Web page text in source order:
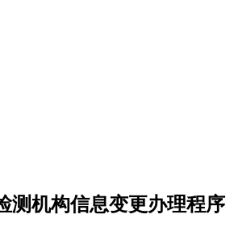
测机构信息变更办理程序